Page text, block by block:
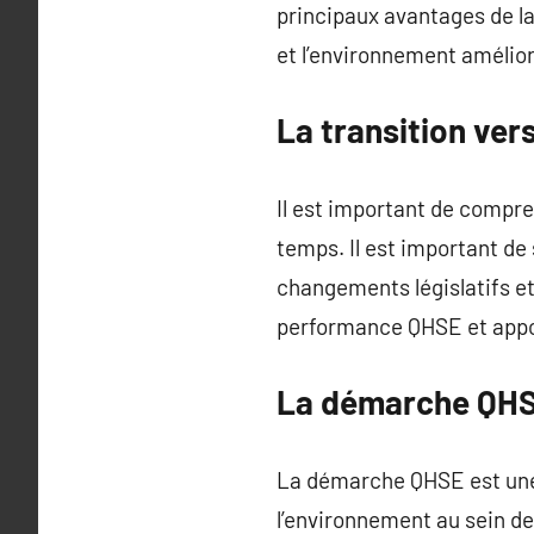
principaux avantages de
et l’environnement
La transition
Il est important de
temps. Il est important
changements législatifs
performance QHSE et
La démarche
La démarche QHSE est
l’environnement au sein